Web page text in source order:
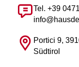
Tel. +39
Portici 9,
Südtirol